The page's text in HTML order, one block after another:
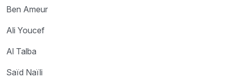
Ben Ameur
Ali Youcef
Al Talba
Saïd Naïli